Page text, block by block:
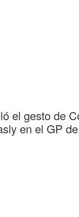
el gesto de
en el GP